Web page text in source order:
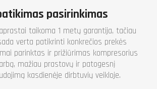
pasirinkimas
taikoma 1 metų garantija, tačiau
verta patikrinti konkrečios prekės
parinktas ir prižiūrimas kompresorius
mažiau prastovų ir patogesnį
kasdienėje dirbtuvių veikloje.